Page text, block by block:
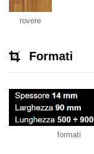
rovere
Formati
formati